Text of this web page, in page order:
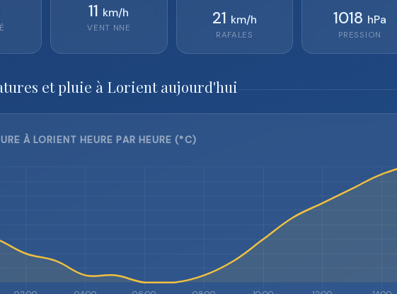
11 km/h
VENT NNE 21 km/h
RAFALES
1018 hPa
PRESSION
et pluie à Lorient aujourd'hui
À LORIENT HEURE PAR HEURE (°C)